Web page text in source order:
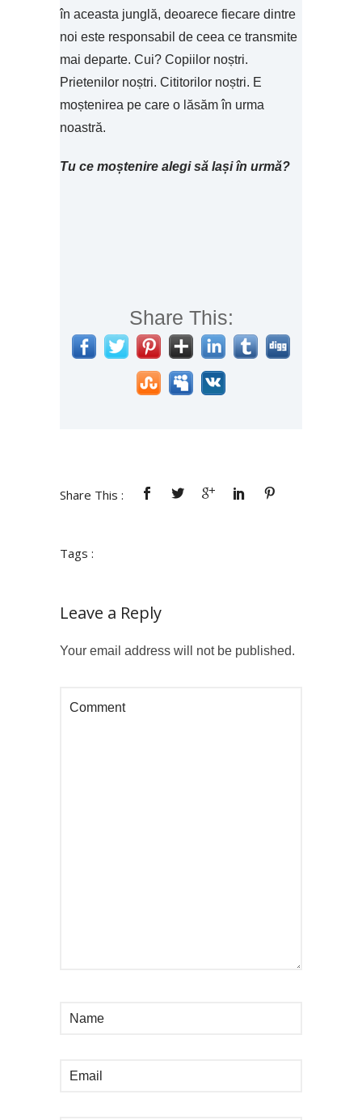
în aceasta junglă, deoarece fiecare dintre
noi este responsabil de ceea ce transmite
mai departe. Cui? Copiilor noștri.
Prietenilor noștri. Cititorilor noștri. E
moștenirea pe care o lăsăm în urma
noastră.
Tu ce moștenire alegi să lași în urmă?
Share This:
Share This :
Tags :
Leave a Reply
Your email address will not be published.